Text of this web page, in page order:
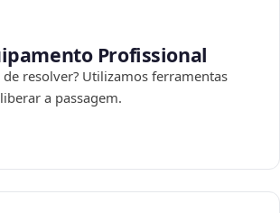
Profissional
resolver? Utilizamos ferramentas
a passagem.